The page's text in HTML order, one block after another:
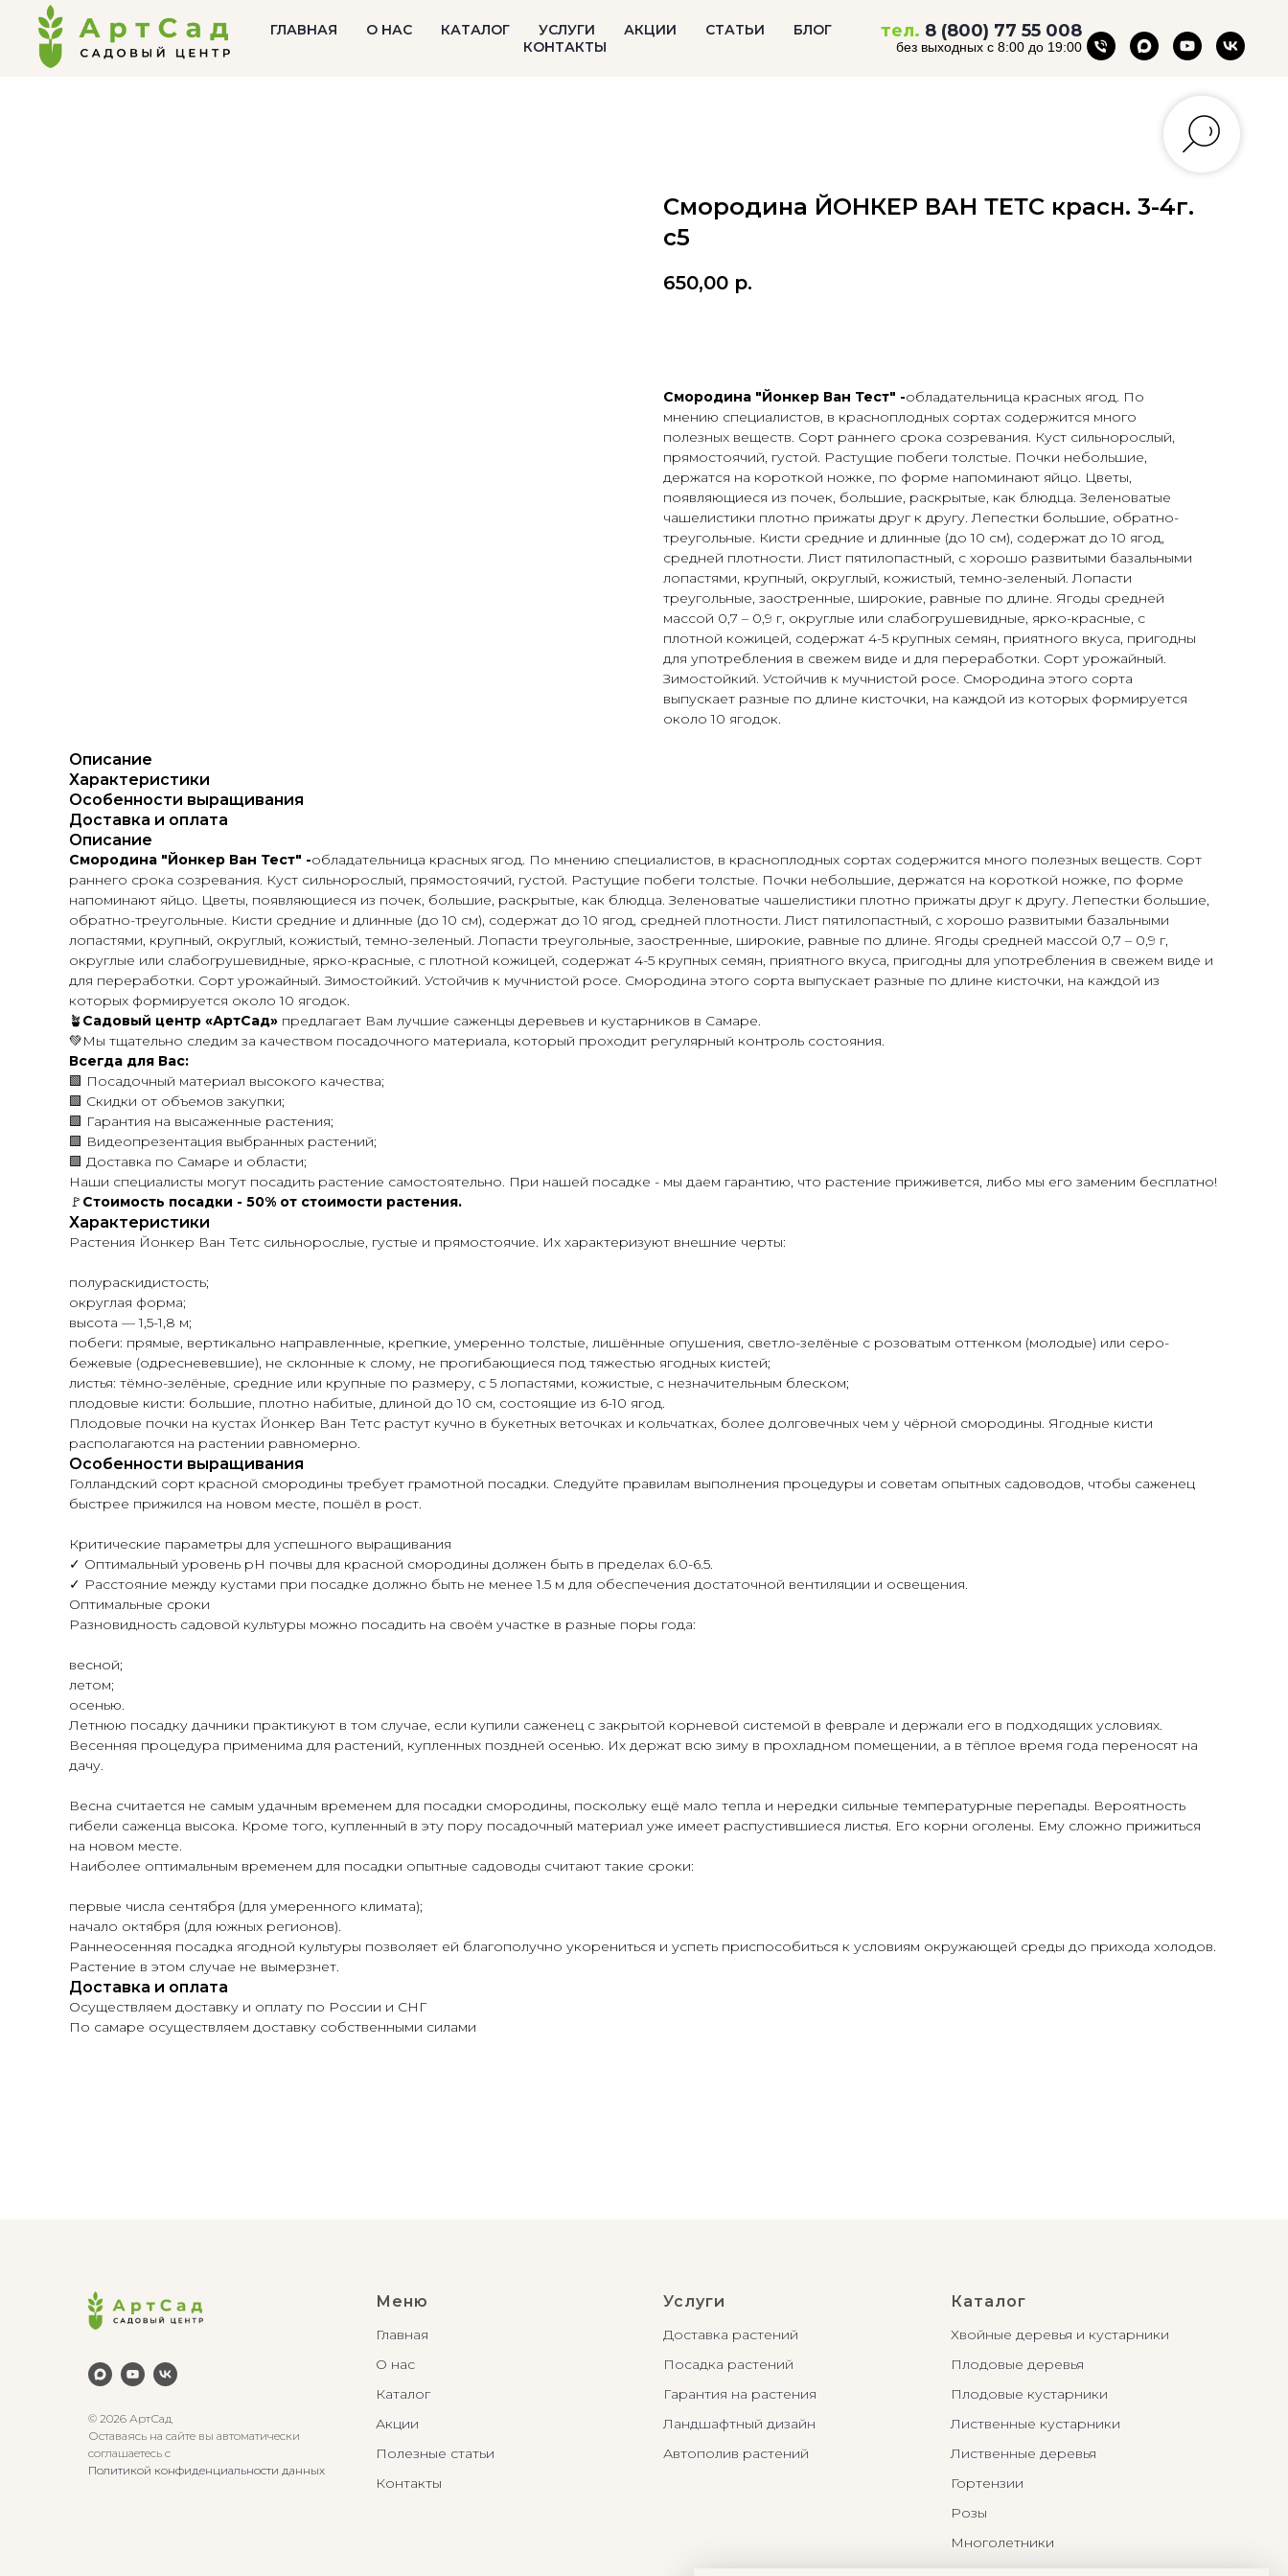
ГЛАВНАЯ О НАС КАТАЛОГ УСЛУГИ АКЦИИ СТАТЬИ
БЛОГ
КОНТАКТЫ
тел. 8 (800) 77 55 008
без выходных с 8:00 до 19:00
Смородина ЙОНКЕР ВАН ТЕТС красн. 3-4г.
с5
650,00 р.
Смородина "Йонкер Ван Тест" -обладательница красных ягод. По
мнению специалистов, в красноплодных сортах содержится много
полезных веществ. Сорт раннего срока созревания. Куст сильнорослый,
прямостоячий, густой. Растущие побеги толстые. Почки небольшие,
держатся на короткой ножке, по форме напоминают яйцо. Цветы,
появляющиеся из почек, большие, раскрытые, как блюдца. Зеленоватые
чашелистики плотно прижаты друг к другу. Лепестки большие, обратно-
треугольные. Кисти средние и длинные (до 10 см), содержат до 10 ягод,
средней плотности. Лист пятилопастный, с хорошо развитыми базальными
лопастями, крупный, округлый, кожистый, темно-зеленый. Лопасти
треугольные, заостренные, широкие, равные по длине. Ягоды средней
массой 0,7 – 0,9 г, округлые или слабогрушевидные, ярко-красные, с
плотной кожицей, содержат 4-5 крупных семян, приятного вкуса, пригодны
для употребления в свежем виде и для переработки. Сорт урожайный.
Зимостойкий. Устойчив к мучнистой росе. Смородина этого сорта
выпускает разные по длине кисточки, на каждой из которых формируется
около 10 ягодок.
Описание
Характеристики
Особенности выращивания
Доставка и оплата
Описание
Смородина "Йонкер Ван Тест" -обладательница красных ягод. По мнению специалистов, в красноплодных сортах содержится много полезных веществ. Сорт
раннего срока созревания. Куст сильнорослый, прямостоячий, густой. Растущие побеги толстые. Почки небольшие, держатся на короткой ножке, по форме
напоминают яйцо. Цветы, появляющиеся из почек, большие, раскрытые, как блюдца. Зеленоватые чашелистики плотно прижаты друг к другу. Лепестки большие,
обратно-треугольные. Кисти средние и длинные (до 10 см), содержат до 10 ягод, средней плотности. Лист пятилопастный, с хорошо развитыми базальными
лопастями, крупный, округлый, кожистый, темно-зеленый. Лопасти треугольные, заостренные, широкие, равные по длине. Ягоды средней массой 0,7 – 0,9 г,
округлые или слабогрушевидные, ярко-красные, с плотной кожицей, содержат 4-5 крупных семян, приятного вкуса, пригодны для употребления в свежем виде и
для переработки. Сорт урожайный. Зимостойкий. Устойчив к мучнистой росе. Смородина этого сорта выпускает разные по длине кисточки, на каждой из
которых формируется около 10 ягодок.
🪴 Садовый центр «АртСад» предлагает Вам лучшие саженцы деревьев и кустарников в Самаре.
💚Мы тщательно следим за качеством посадочного материала, который проходит регулярный контроль состояния.
Всегда для Вас:
🟩 Посадочный материал высокого качества;
🟩 Скидки от объемов закупки;
🟩 Гарантия на высаженные растения;
🟩 Видеопрезентация выбранных растений;
🟩 Доставка по Самаре и области;
Наши специалисты могут посадить растение самостоятельно. При нашей посадке - мы даем гарантию, что растение приживется, либо мы его заменим бесплатно!
🚩Стоимость посадки - 50% от стоимости растения.
Характеристики
Растения Йонкер Ван Тетс сильнорослые, густые и прямостоячие. Их характеризуют внешние черты:
полураскидистость;
округлая форма;
высота — 1,5-1,8 м;
побеги: прямые, вертикально направленные, крепкие, умеренно толстые, лишённые опушения, светло-зелёные с розоватым оттенком (молодые) или серо-
бежевые (одресневевшие), не склонные к слому, не прогибающиеся под тяжестью ягодных кистей;
листья: тёмно-зелёные, средние или крупные по размеру, с 5 лопастями, кожистые, с незначительным блеском;
плодовые кисти: большие, плотно набитые, длиной до 10 см, состоящие из 6-10 ягод.
Плодовые почки на кустах Йонкер Ван Тетс растут кучно в букетных веточках и кольчатках, более долговечных чем у чёрной смородины. Ягодные кисти
располагаются на растении равномерно.
Особенности выращивания
Голландский сорт красной смородины требует грамотной посадки. Следуйте правилам выполнения процедуры и советам опытных садоводов, чтобы саженец
быстрее прижился на новом месте, пошёл в рост.
Критические параметры для успешного выращивания
✓ Оптимальный уровень pH почвы для красной смородины должен быть в пределах 6.0-6.5.
✓ Расстояние между кустами при посадке должно быть не менее 1.5 м для обеспечения достаточной вентиляции и освещения.
Оптимальные сроки
Разновидность садовой культуры можно посадить на своём участке в разные поры года:
весной;
летом;
осенью.
Летнюю посадку дачники практикуют в том случае, если купили саженец с закрытой корневой системой в феврале и держали его в подходящих условиях.
Весенняя процедура применима для растений, купленных поздней осенью. Их держат всю зиму в прохладном помещении, а в тёплое время года переносят на
дачу.
Весна считается не самым удачным временем для посадки смородины, поскольку ещё мало тепла и нередки сильные температурные перепады. Вероятность
гибели саженца высока. Кроме того, купленный в эту пору посадочный материал уже имеет распустившиеся листья. Его корни оголены. Ему сложно прижиться
на новом месте.
Наиболее оптимальным временем для посадки опытные садоводы считают такие сроки:
первые числа сентября (для умеренного климата);
начало октября (для южных регионов).
Раннеосенняя посадка ягодной культуры позволяет ей благополучно укорениться и успеть приспособиться к условиям окружающей среды до прихода холодов.
Растение в этом случае не вымерзнет.
Доставка и оплата
Осуществляем доставку и оплату по России и СНГ
По самаре осуществляем доставку собственными силами
© 2026 АртСад
Оставаясь на сайте вы автоматически
соглашаетесь с
Политикой конфиденциальности данных
Меню
Главная
О нас
Каталог
Акции
Полезные статьи
Контакты
Услуги
Доставка растений
Посадка растений
Гарантия на растения
Ландшафтный дизайн
Автополив растений
Каталог
Хвойные деревья и кустарники
Плодовые деревья
Плодовые кустарники
Лиственные кустарники
Лиственные деревья
Гортензии
Розы
Многолетники